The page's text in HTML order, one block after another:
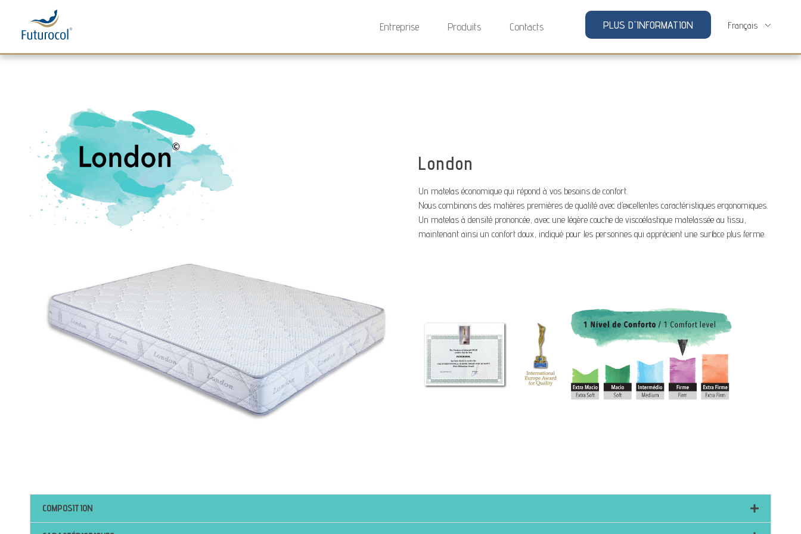
Entreprise Produits Contacts PLUS D'INFORMATION
London
Un matelas économique qui répond à vos besoins de confort.
Nous combinons des matières premières de qualité avec d’excellentes caractéristiques ergonomiques.
Un matelas à densité prononcée, avec une légère couche de viscoélastique matelassée au tissu,
maintenant ainsi un confort doux, indiqué pour les personnes qui apprécient une surface plus ferme.
COMPOSITION